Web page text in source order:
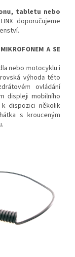
tabletu nebo
doporučujeme
A SE
nebo motocyklu i
výhoda této
ovládání
displeji mobilního
dispozici několik
s krouceným